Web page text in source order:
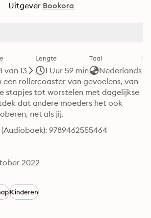
Uitgever Bookora
van 13
Lengte
1 Uur 59 min
Taal
Nederlands
een rollercoaster van gevoelens, van
stapjes tot worstelen met dagelijkse
dat andere moeders het ook
net als jij.
9789462555464
2022
Kinderen